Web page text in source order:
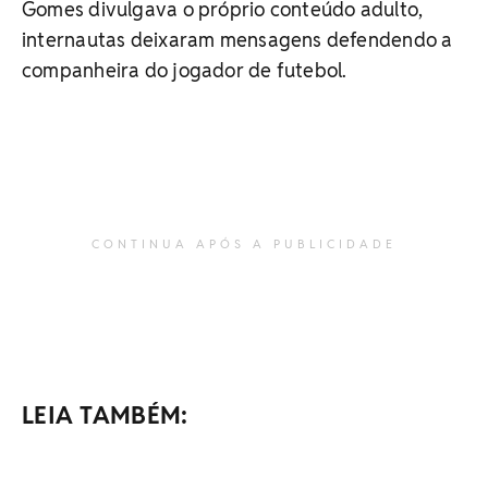
Gomes divulgava o próprio conteúdo adulto,
internautas deixaram mensagens defendendo a
companheira do jogador de futebol.
CONTINUA APÓS A PUBLICIDADE
LEIA TAMBÉM: